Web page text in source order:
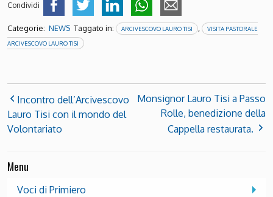
Condividi
Categorie: NEWS Taggato in: ARCIVESCOVO LAURO TISI ,
VISITA PASTORALE
ARCIVESCOVO LAURO TISI
Incontro dell’Arcivescovo
Lauro Tisi con il mondo del
Volontariato
Monsignor Lauro Tisi a Passo
Rolle, benedizione della
Cappella restaurata.
Menu
Voci di Primiero